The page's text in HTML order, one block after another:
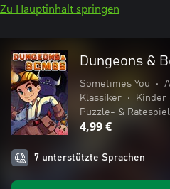
Zu Hauptinhalt springen
Dungeons &
Sometimes You •
Klassiker
• Kinder
Puzzle- &
4,99 €
7 unterstützte Sprachen